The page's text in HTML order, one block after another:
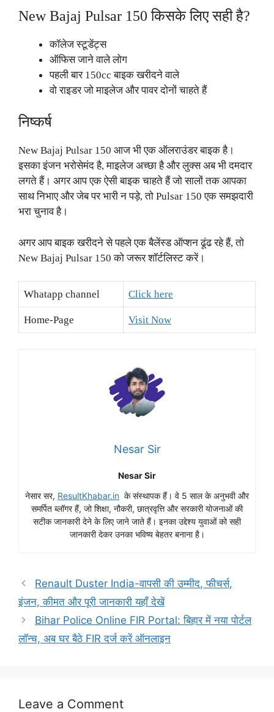
New Bajaj Pulsar 150 किसके लिए सही है?
कॉलेज स्टूडेंट्स
ऑफिस जाने वाले लोग
पहली बार 150cc बाइक खरीदने वाले
वो राइडर जो माइलेज और पावर दोनों चाहते हैं
निष्कर्ष
New Bajaj Pulsar 150 आज भी एक ऑलराउंडर बाइक है।
इसका इंजन भरोसेमंद है, माइलेज अच्छा है और लुक्स अब भी दमदार
लगते हैं। अगर आप एक ऐसी बाइक चाहते हैं जो सालों तक आपका
साथ निभाए और जेब पर भारी न पड़े, तो Pulsar 150 एक समझदारी
भरा चुनाव है।
अगर आप बाइक खरीदने से पहले एक बैलेंस्ड ऑप्शन ढूंढ रहे हैं, तो
New Bajaj Pulsar 150 को जरूर शॉर्टलिस्ट करें।
Whatapp channel Click here
Home-Page Visit Now
Nesar Sir
Nesar Sir
नेसार सर, ResultKhabar.in के संस्थापक हैं। वे 5 साल के अनुभवी और
समर्पित ब्लॉगर हैं, जो शिक्षा, नौकरी, छात्रवृत्ति और सरकारी योजनाओं की
सटीक जानकारी देने के लिए जाने जाते हैं। इनका उद्देश्य युवाओं को सही
जानकारी देकर उनका भविष्य बेहतर बनाना है।
Renault Duster India-वापसी की उम्मीद, फीचर्स,
इंजन, कीमत और पूरी जानकारी यहाँ देखें
Bihar Police Online FIR Portal: बिहार में नया पोर्टल
लॉन्च, अब घर बैठे FIR दर्ज करें ऑनलाइन
Leave a Comment